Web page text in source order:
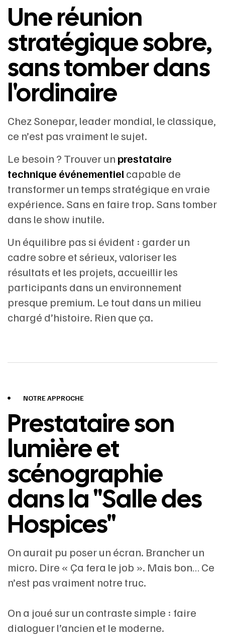
Une réunion
stratégique sobre,
sans tomber dans
l'ordinaire
Chez Sonepar, leader mondial, le classique,
ce n’est pas vraiment le sujet.
Le besoin ? Trouver un prestataire
technique événementiel capable de
transformer un temps stratégique en vraie
expérience. Sans en faire trop. Sans tomber
dans le show inutile.
Un équilibre pas si évident : garder un
cadre sobre et sérieux, valoriser les
résultats et les projets, accueillir les
participants dans un environnement
presque premium. Le tout dans un milieu
chargé d’histoire. Rien que ça.
NOTRE APPROCHE
Prestataire son
lumière et
scénographie
dans la "Salle des
Hospices"
On aurait pu poser un écran. Brancher un
micro. Dire « Ça fera le job ». Mais bon… Ce
n’est pas vraiment notre truc.
On a joué sur un contraste simple : faire
dialoguer l’ancien et le moderne.